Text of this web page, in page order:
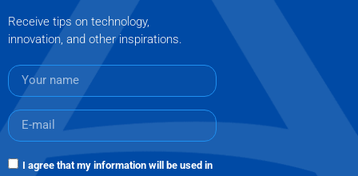
Receive tips on technology,
innovation, and other inspirations.
I agree that my information will be used in